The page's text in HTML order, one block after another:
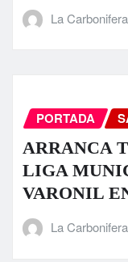
La Carbonifera
PORTADA
ARRANCA
LIGA
VARONIL
La Carbonifera